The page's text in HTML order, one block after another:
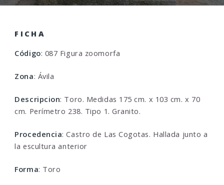
FICHA
Código: 087 Figura zoomorfa
Zona: Ávila
Descripcion: Toro. Medidas 175 cm. x 103 cm. x 70
cm. Perímetro 238. Tipo 1. Granito.
Procedencia: Castro de Las Cogotas. Hallada junto a
la escultura anterior
Forma: Toro